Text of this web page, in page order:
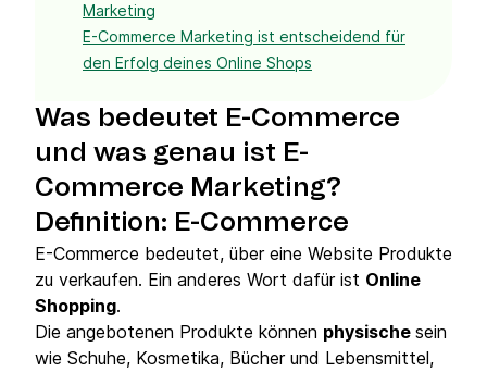
Marketing
E-Commerce Marketing ist entscheidend für
den Erfolg deines Online Shops
Was bedeutet E-Commerce
und was genau ist E-
Commerce Marketing?
Definition: E-Commerce
E-Commerce bedeutet, über eine Website Produkte
zu verkaufen. Ein anderes Wort dafür ist Online
Shopping.
Die angebotenen Produkte können physische sein
wie Schuhe, Kosmetika, Bücher und Lebensmittel,